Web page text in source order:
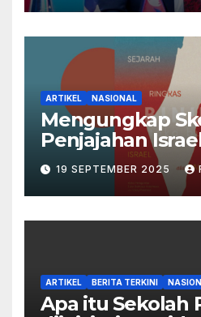
ARTIKEL NASIONAL
Mengungkap
Penjajahan
Palestina dalam
Pappé
19 SEPTEMBER 2025
ARTIKEL BERITA TERKINI
Apa itu Sekolah